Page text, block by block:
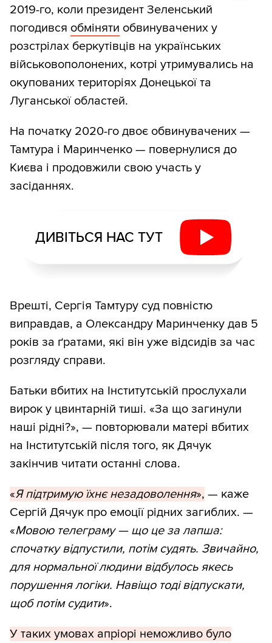
2019-го, коли президент Зеленський
погодився обміняти обвинувачених у
розстрілах беркутівців на українських
військовополонених, котрі утримувались на
окупованих територіях Донецької та
Луганської областей.
На початку 2020-го двоє обвинувачених —
Тамтура і Маринченко — повернулися до
Києва і продовжили свою участь у
засіданнях.
ДИВІТЬСЯ НАС ТУТ
Врешті, Сергія Тамтуру суд повністю
виправдав, а Олександру Маринченку дав 5
років за ґратами, які він уже відсидів за час
розгляду справи.
Батьки вбитих на Інститутській прослухали
вирок у цвинтарній тиші. «За що загинули
наші рідні?», — повторювали матері вбитих
на Інститутській після того, як Дячук
закінчив читати останні слова.
«Я підтримую їхнє незадоволення», — каже
Сергій Дячук про емоції рідних загиблих. —
«Мовою телеграму — що це за лапша:
спочатку відпустили, потім судять. Звичайно,
для нормальної людини відбулось якесь
порушення логіки. Навіщо тоді відпускати,
щоб потім судити».
У таких умовах апріорі неможливо було